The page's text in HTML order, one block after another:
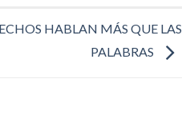
HABLAN MÁS QUE LAS
PALABRAS